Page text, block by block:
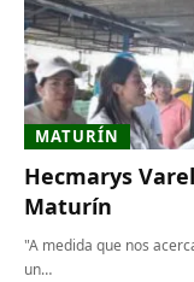
MATURÍN
Hecmarys
Maturín
"A medida que nos
un…